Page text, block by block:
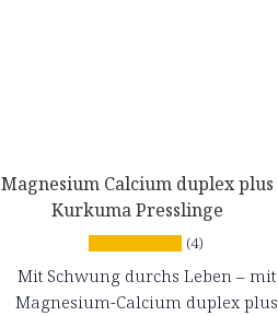
Magnesium Calcium duplex plus
Kurkuma Presslinge
(4)
Mit Schwung durchs Leben – mit
Magnesium-Calcium duplex plus